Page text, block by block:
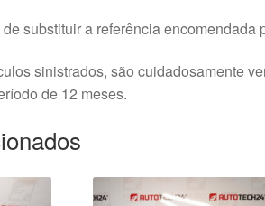
substituir a referência
sinistrados, são cuidadosamente
de 12 meses.